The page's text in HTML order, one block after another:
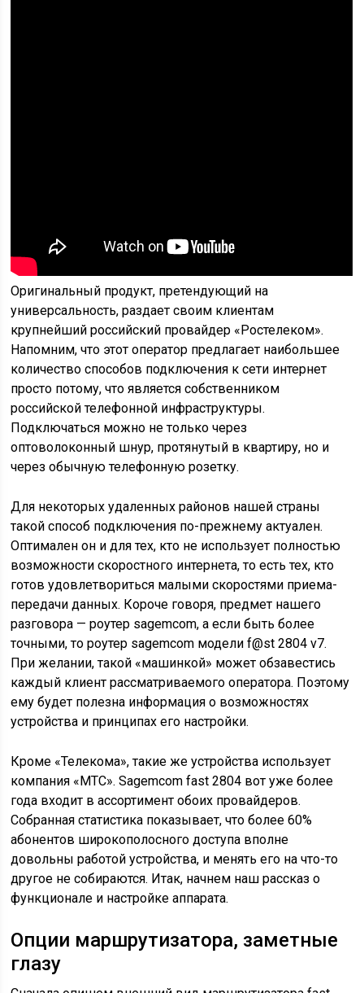
Оригинальный продукт, претендующий на
универсальность, раздает своим клиентам
крупнейший российский провайдер «Ростелеком».
Напомним, что этот оператор предлагает наибольшее
количество способов подключения к сети интернет
просто потому, что является собственником
российской телефонной инфраструктуры.
Подключаться можно не только через
оптоволоконный шнур, протянутый в квартиру, но и
через обычную телефонную розетку.
Для некоторых удаленных районов нашей страны
такой способ подключения по-прежнему актуален.
Оптимален он и для тех, кто не использует полностью
возможности скоростного интернета, то есть тех, кто
готов удовлетвориться малыми скоростями приема-
передачи данных. Короче говоря, предмет нашего
разговора — роутер sagemcom, а если быть более
точными, то роутер sagemcom модели f@st 2804 v7.
При желании, такой «машинкой» может обзавестись
каждый клиент рассматриваемого оператора. Поэтому
ему будет полезна информация о возможностях
устройства и принципах его настройки.
Кроме «Телекома», такие же устройства использует
компания «МТС». Sagemcom fast 2804 вот уже более
года входит в ассортимент обоих провайдеров.
Собранная статистика показывает, что более 60%
абонентов широкополосного доступа вполне
довольны работой устройства, и менять его на что-то
другое не собираются. Итак, начнем наш рассказ о
функционале и настройке аппарата.
Опции маршрутизатора, заметные
глазу